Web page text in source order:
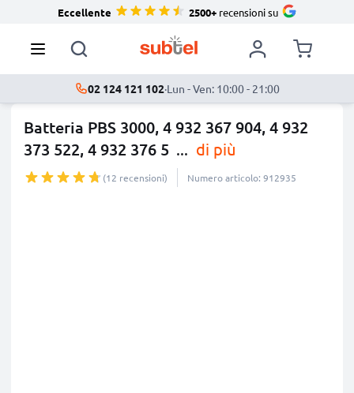
Eccellente 2500+recensioni su
02 124 121 102·Lun - Ven: 10:00 - 21:00
Batteria PBS 3000, 4 932 367 904, 4 932
373 522, 4 932 376 5 ... di più
(12 recensioni) Numero articolo: 912935